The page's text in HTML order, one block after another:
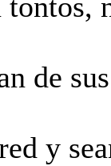
tontos,
de
y